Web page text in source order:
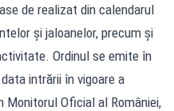
de realizat din calendarul
și jaloanelor, precum și
Ordinul se emite în
intrării în vigoare a
Monitorul Oficial al României,